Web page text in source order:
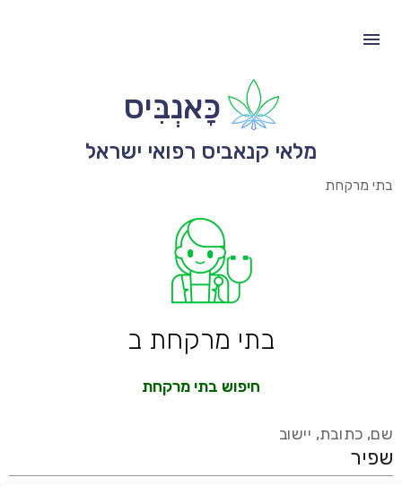
כָּאנְבִּיס
מלאי קנאביס רפואי ישראל
בתי מרקחת
בתי מרקחת ב
חיפוש בתי מרקחת
שם, כתובת, יישוב